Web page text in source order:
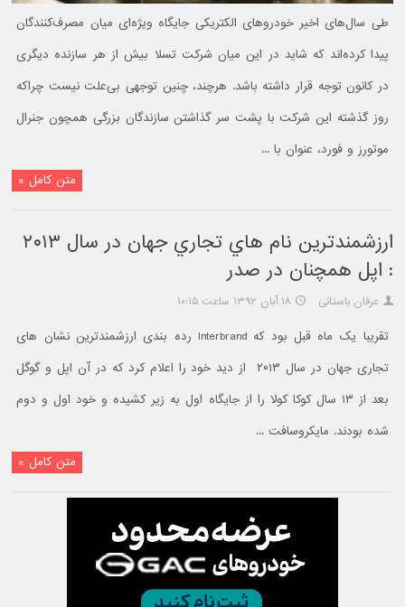
طی سال‌های اخیر خودروهای الکتریکی جایگاه ویژه‌ای میان مصرف‌کنندگان
پیدا کرده‌اند که شاید در این میان شرکت تسلا بیش از هر سازنده دیگری
در کانون توجه قرار داشته باشد. هرچند، چنین توجهی بی‌علت نیست چراکه
روز گذشته این شرکت با پشت سر گذاشتن سازندگان بزرگی همچون جنرال
موتورز و فورد، عنوان با ...
متن کامل »
ارزشمندترين نام هاي تجاري جهان در سال ۲۰۱۳
: اپل همچنان در صدر
عرفان باستانی ۱۸ آبان ۱۳۹۲ ساعت ۱۰:۱۵
تقریبا یک ماه قبل بود که Interbrand رده بندی ارزشمندترین نشان های
تجاری جهان در سال ۲۰۱۳ از دید خود را اعلام کرد که در آن اپل و گوگل
بعد از ۱۳ سال کوکا کولا را از جایگاه اول به زیر کشیده و خود اول و دوم
شده بودند. مایکروسافت ...
متن کامل »